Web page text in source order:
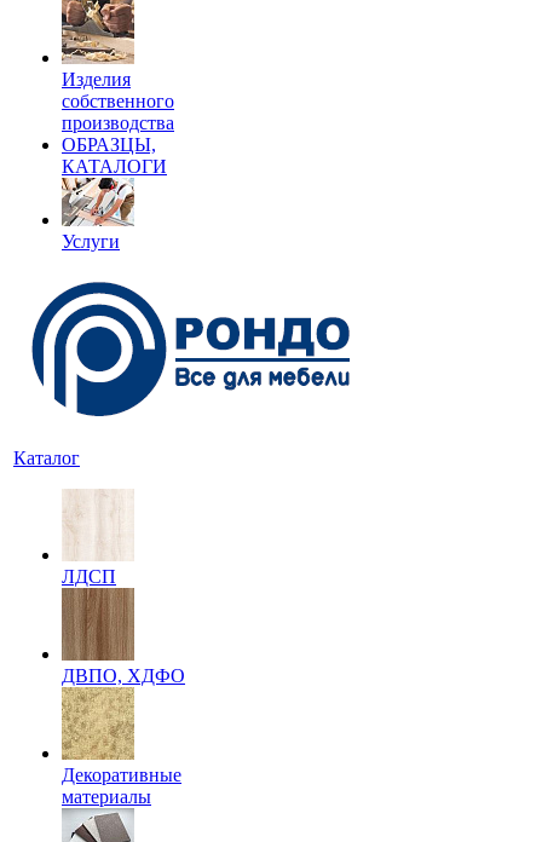
Изделия
собственного
производства
ОБРАЗЦЫ,
КАТАЛОГИ
Услуги
Каталог
ЛДСП
ДВПО, ХДФО
Декоративные
материалы